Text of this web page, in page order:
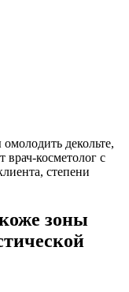
декольте,
врач-косметолог с
степени
зоны